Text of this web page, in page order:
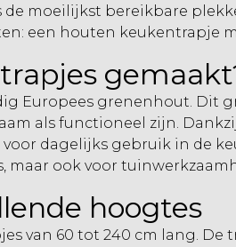
moeilijkst bereikbare
een houten keukentrapje
Europees grenenhout.
als functioneel zijn.
dagelijks gebruik in de
ook voor
hoogtes
van 60 tot 240 cm lang.